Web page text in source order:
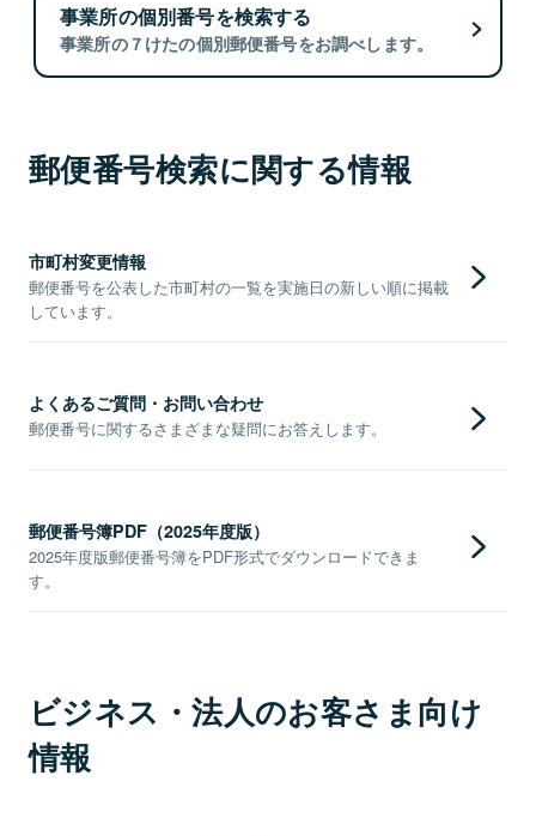
事業所の個別番号を検索する
事業所の７けたの個別郵便番号をお調べします。
郵便番号検索に関する情報
市町村変更情報
郵便番号を公表した市町村の一覧を実施日の新しい順に掲載
しています。
よくあるご質問・お問い合わせ
郵便番号に関するさまざまな疑問にお答えします。
郵便番号簿PDF（2025年度版）
2025年度版郵便番号簿をPDF形式でダウンロードできま
す。
ビジネス・法人のお客さま向け
情報